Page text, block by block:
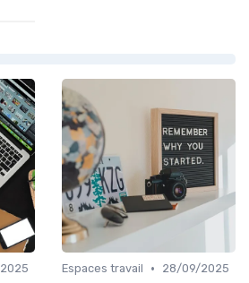
Espaces travail •
28/09/2025